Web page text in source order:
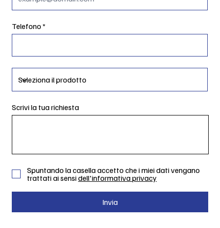
Telefono
Scrivi la tua richiesta
Spuntando la casella accetto che i miei dati vengano
trattati ai sensidell'informativa privacy
Invia